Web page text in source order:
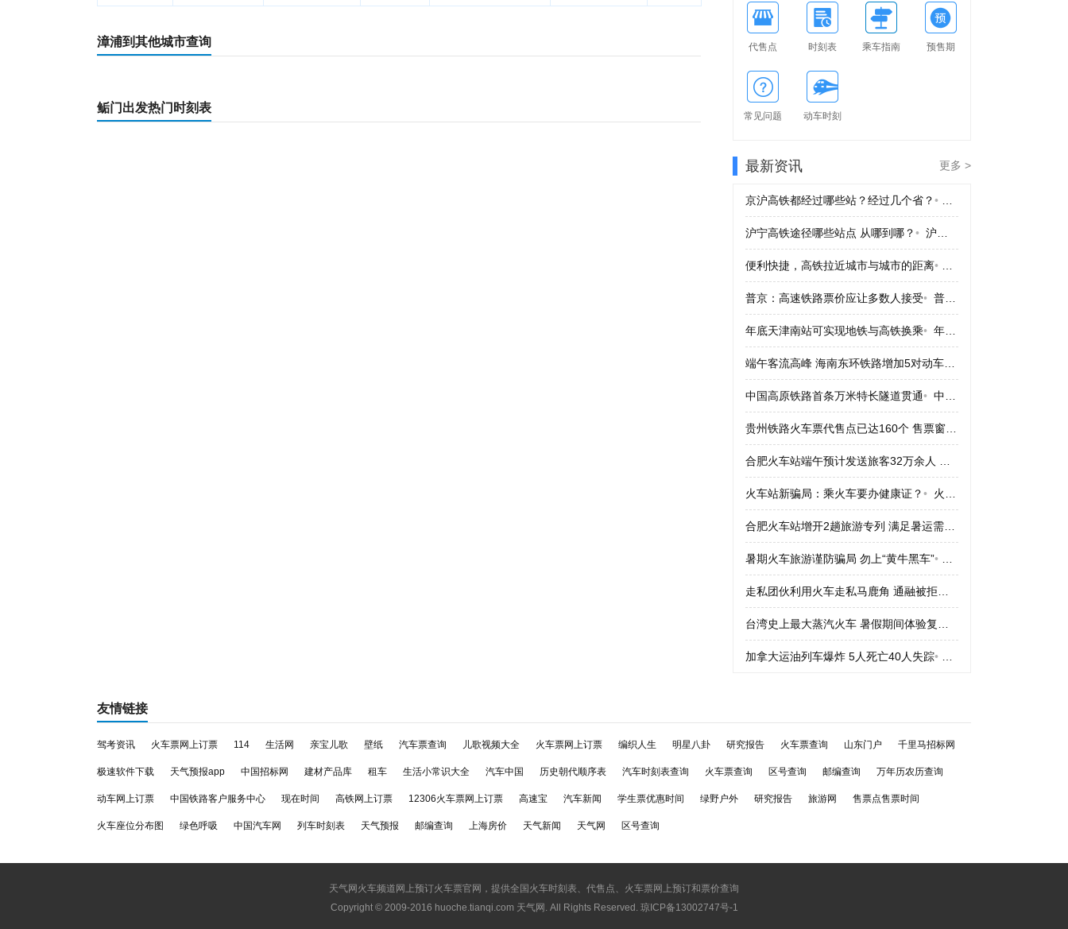
漳浦到其他城市查询
鲘门出发热门时刻表
代售点 时刻表 乘车指南 预售期
常见问题 动车时刻
最新资讯 更多 >
京沪高铁都经过哪些站？经过几个省？•
沪宁高铁途径哪些站点 从哪到哪？• 沪宁高铁途径哪些站点 从哪到哪？
便利快捷，高铁拉近城市与城市的距离•
普京：高速铁路票价应让多数人接受• 普京：高速铁路票价应让多数人接受
年底天津南站可实现地铁与高铁换乘• 年底天津南站可实现地铁与高铁换乘
中国高原铁路首条万米特长隧道贯通• 中国高原铁路首条万米特长隧道贯通
火车站新骗局：乘火车要办健康证？• 火车站新骗局：乘火车要办健康证？
暑期火车旅游谨防骗局 勿上“黄牛黑车”•
加拿大运油列车爆炸 5人死亡40人失踪•
友情链接
驾考资讯 火车票网上订票 114 生活网 亲宝儿歌 壁纸 汽车票查询 儿歌视频大全 火车票网上订票 编织人生 明星八卦 研究报告 火车票查询 山东门户 千里马招标网
极速软件下载 天气预报app 中国招标网 建材产品库 租车 生活小常识大全 汽车中国 历史朝代顺序表 汽车时刻表查询 火车票查询 区号查询 邮编查询 万年历农历查询
动车网上订票 中国铁路客户服务中心 现在时间 高铁网上订票 12306火车票网上订票 高速宝 汽车新闻 学生票优惠时间 绿野户外 研究报告 旅游网 售票点售票时间
火车座位分布图 绿色呼吸 中国汽车网 列车时刻表 天气预报 邮编查询 上海房价 天气新闻 天气网 区号查询
天气网火车频道网上预订火车票官网，提供全国火车时刻表、代售点、火车票网上预订和票价查询
Copyright © 2009-2016 huoche.tianqi.com 天气网 . All Rights Reserved. 琼ICP备13002747号-1